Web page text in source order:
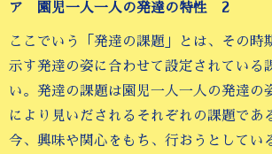
ア 園児一人一人の発達の特性 2
ここでいう「発達の課題」とは、その時
示す発達の姿に合わせて設定されている
い。発達の課題は園児一人一人の発達の
により見いだされるそれぞれの課題であ
今、興味や関心をもち、行おうとしてい